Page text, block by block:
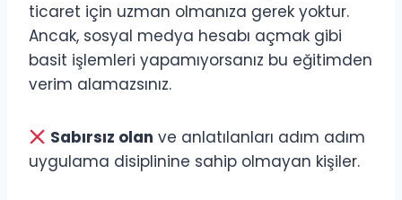
ticaret için uzman olmanıza gerek yoktur.
Ancak, sosyal medya hesabı açmak gibi
basit işlemleri yapamıyorsanız bu eğitimden
verim alamazsınız.
Sabırsız olan ve anlatılanları adım adım
uygulama disiplinine sahip olmayan kişiler.